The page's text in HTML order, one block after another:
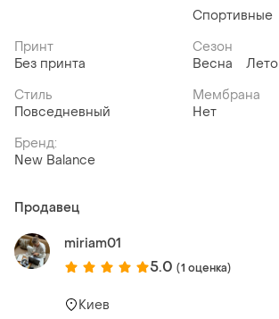
Спортивные
Принт
Без принта
Сезон
Весна
Лето
Стиль
Повседневный
Мембрана
Нет
Бренд:
New Balance
Продавец
miriam01
5.0 (1 оценка)
Киев